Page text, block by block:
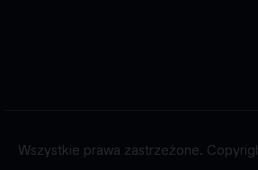
Wszystkie prawa zastrzeżone.